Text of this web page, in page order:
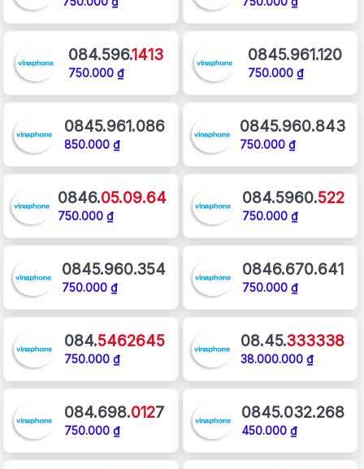
084.596.1413
750.000 ₫
0845.961.120
750.000 ₫
0845.961.086
850.000 ₫
0845.960.843
750.000 ₫
0846.05.09.64
750.000 ₫
084.5960.522
750.000 ₫
0845.960.354
750.000 ₫
0846.670.641
750.000 ₫
084.5462645
750.000 ₫
08.45.333338
38.000.000 ₫
084.698.0127
750.000 ₫
0845.032.268
450.000 ₫